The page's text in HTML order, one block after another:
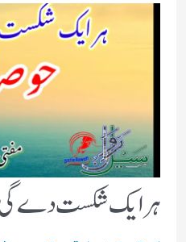
ہر ایک شکست دے گی